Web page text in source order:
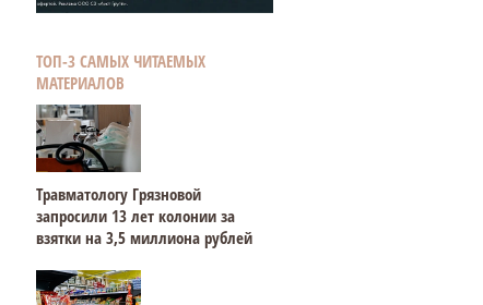
ТОП-3 САМЫХ ЧИТАЕМЫХ
МАТЕРИАЛОВ
Травматологу Грязновой
запросили 13 лет колонии за
взятки на 3,5 миллиона рублей